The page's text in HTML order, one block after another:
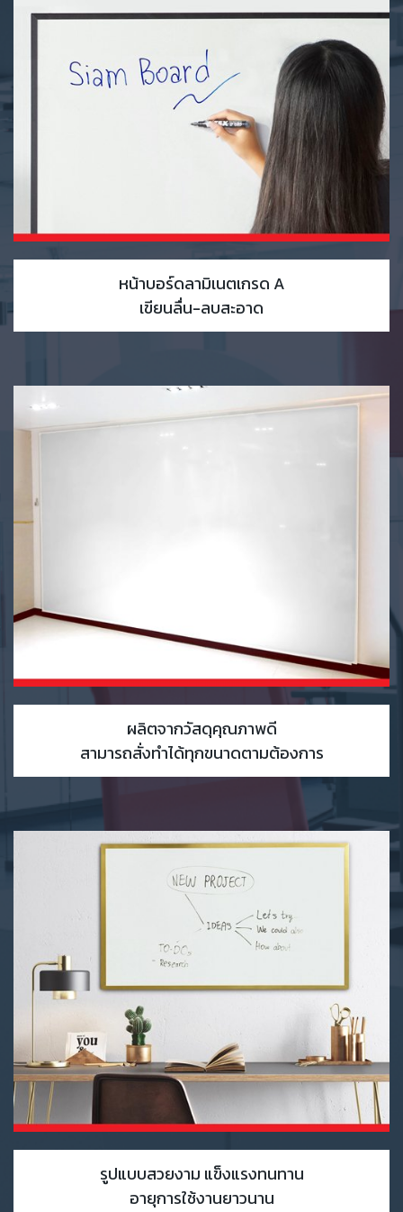
หน้าบอร์ดลามิเนตเกรด A
เขียนลื่น-ลบสะอาด
ผลิตจากวัสดุคุณภาพดี
สามารถสั่งทำได้ทุกขนาดตามต้องการ
รูปแบบสวยงาม แข็งแรงทนทาน
อายุการใช้งานยาวนาน